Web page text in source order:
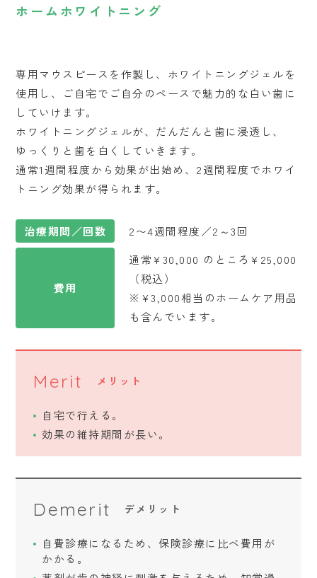
ホームホワイトニング
専用マウスピースを作製し、ホワイトニングジェルを
使用し、ご自宅でご自分のペースで魅力的な白い歯に
していけます。
ホワイトニングジェルが、だんだんと歯に浸透し、
ゆっくりと歯を白くしていきます。
通常1週間程度から効果が出始め、2週間程度でホワイ
トニング効果が得られます。
治療期間／回数 2〜4週間程度／2～3回
費用
通常¥30,000 のところ¥25,000
（税込）
※¥3,000相当のホームケア用品
も含んでいます。
Merit メリット
自宅で行える。
効果の維持期間が長い。
Demerit デメリット
自費診療になるため、保険診療に比べ費用が
かかる。